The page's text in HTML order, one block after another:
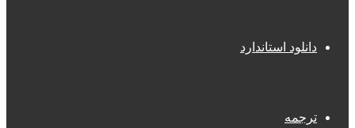
دانلود استاندارد
ترجمه